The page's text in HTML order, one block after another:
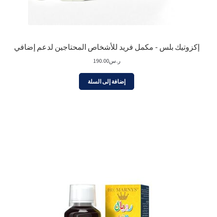
إكزوتيك بلس - مكمل فريد للأشخاص المحتاجين لدعم إضافي
ر.س190.00
إضافة إلى السلة